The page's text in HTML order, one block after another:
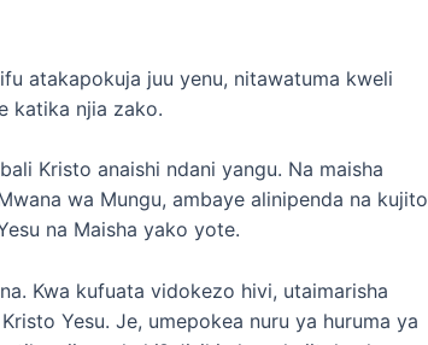
atakapokuja juu yenu, nitawatuma kweli
katika njia zako.
Kristo anaishi ndani yangu. Na maisha
wa Mungu, ambaye alinipenda na
na Maisha yako yote.
Kwa kufuata vidokezo hivi, utaimarisha
Yesu. Je, umepokea nuru ya huruma ya